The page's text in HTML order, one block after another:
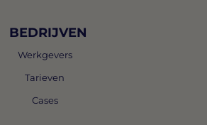
BEDRIJVEN
Werkgevers
Tarieven
Cases